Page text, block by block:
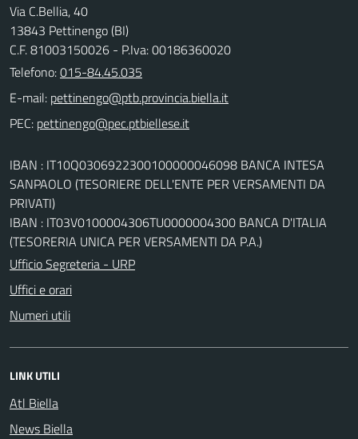
Via C.Bellia, 40
13843 Pettinengo (BI)
C.F. 81003150026 - P.Iva: 00186360020
Telefono:015-84.45.035
E-mail:
PEC:
IBAN : IT10Q0306922300100000046098 BANCA INTESA
SANPAOLO (TESORIERE DELL'ENTE PER VERSAMENTI DA
PRIVATI)
IBAN : IT03V0100004306TU0000004300 BANCA D'ITALIA
(TESORERIA UNICA PER VERSAMENTI DA P.A.)
Ufficio Segreteria - URP
Uffici e orari
Numeri utili
LINK UTILI
Atl Biella
News Biella